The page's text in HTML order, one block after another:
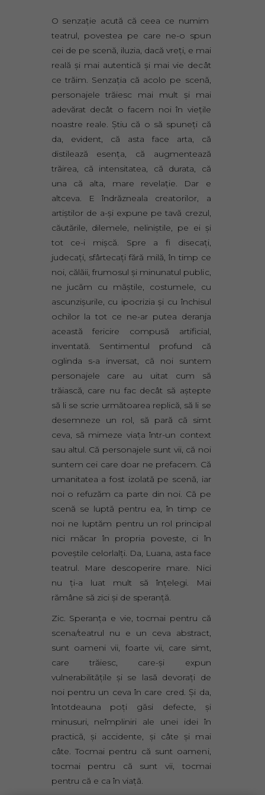
O senzaţie acută că ceea ce numim
teatrul, povestea pe care ne-o spun
cei de pe scenă, iluzia, dacă vreţi, e mai
reală şi mai autentică şi mai vie decât
ce trăim. Senzaţia că acolo pe scenă,
personajele trăiesc mai mult şi mai
adevărat decât o facem noi în vieţile
noastre reale. Ştiu că o să spuneţi că
da, evident, că asta face arta, că
distilează esenţa, că augmentează
trăirea, că intensitatea, că durata, că
una că alta, mare revelaţie. Dar e
altceva. E îndrăzneala creatorilor, a
artiştilor de a-şi expune pe tavă crezul,
căutările, dilemele, neliniştile, pe ei şi
tot ce-i mişcă. Spre a fi disecaţi,
judecaţi, sfârtecaţi fără milă, în timp ce
noi, călăii, frumosul şi minunatul public,
ne jucăm cu măştile, costumele, cu
ascunzişurile, cu ipocrizia şi cu închisul
ochilor la tot ce ne-ar putea deranja
această fericire compusă artificial,
inventată. Sentimentul profund că
oglinda s-a inversat, că noi suntem
personajele care au uitat cum să
trăiască, care nu fac decât să aştepte
să li se scrie următoarea replică, să li se
desemneze un rol, să pară că simt
ceva, să mimeze viaţa într-un context
sau altul. Că personajele sunt vii, că noi
suntem cei care doar ne prefacem. Că
umanitatea a fost izolată pe scenă, iar
noi o refuzăm ca parte din noi. Că pe
scenă se luptă pentru ea, în timp ce
noi ne luptăm pentru un rol principal
nici măcar în propria poveste, ci în
poveştile celorlalţi. Da, Luana, asta face
teatrul. Mare descoperire mare. Nici
nu ţi-a luat mult să înţelegi. Mai
rămâne să zici şi de speranţă.
Zic. Speranţa e vie, tocmai pentru că
scena/teatrul nu e un ceva abstract,
sunt oameni vii, foarte vii, care simt,
care trăiesc, care-şi expun
vulnerabilităţile şi se lasă devoraţi de
noi pentru un ceva în care cred. Şi da,
întotdeauna poţi găsi defecte, şi
minusuri, neîmpliniri ale unei idei în
practică, şi accidente, şi câte şi mai
câte. Tocmai pentru că sunt oameni,
tocmai pentru că sunt vii, tocmai
pentru că e ca în viaţă.